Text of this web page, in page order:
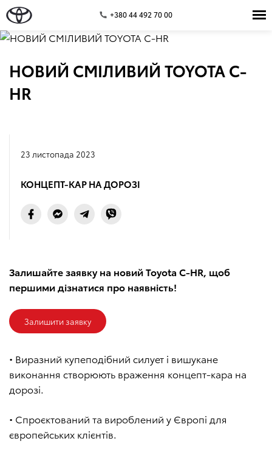
+380 44 492 70 00
НОВИЙ СМІЛИВИЙ TOYOTA C-
HR
23 листопада 2023
КОНЦЕПТ-КАР НА ДОРОЗІ
Залишайте заявку на новий Toyota C-HR, щоб
першими дізнатися про наявність!
Залишити заявку
• Виразний купеподібний силует і вишукане
виконання створюють враження концепт-кара на
дорозі.
• Спроєктований та вироблений у Європі для
європейських клієнтів.